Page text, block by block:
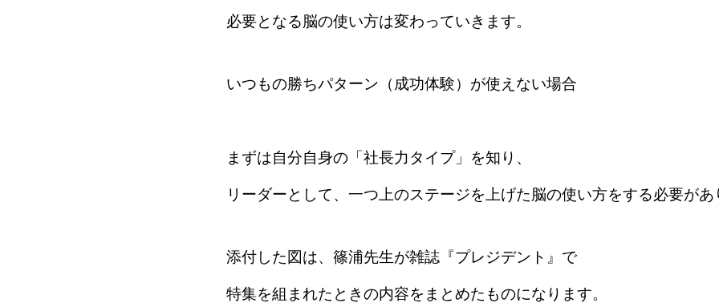
必要となる脳の使い方は変わっていきます。
いつもの勝ちパターン（成功体験）が使えない場合
まずは自分自身の「社長力タイプ」を知り、
リーダーとして、一つ上のステージを上げた脳の使い方をする必要があ
添付した図は、篠浦先生が雑誌『プレジデント』で
特集を組まれたときの内容をまとめたものになります。